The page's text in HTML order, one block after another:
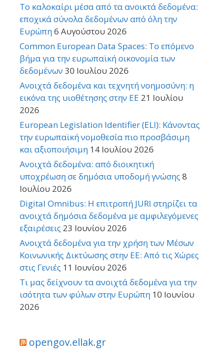
Το καλοκαίρι μέσα από τα ανοικτά δεδομένα:
εποχικά σύνολα δεδομένων από όλη την
Ευρώπη6 Αυγούστου 2026
Common European Data Spaces: Το επόμενο
βήμα για την ευρωπαϊκή οικονομία των
δεδομένων 30 Ιουλίου 2026
Ανοιχτά δεδομένα και τεχνητή νοημοσύνη: η
εικόνα της υιοθέτησης στην ΕΕ 21 Ιουλίου
2026
European Legislation Identifier (ELI): Κάνοντας
την ευρωπαϊκή νομοθεσία πιο προσβάσιμη
και αξιοποιήσιμη 14 Ιουλίου 2026
Ανοιχτά δεδομένα: από διοικητική
υποχρέωση σε δημόσια υποδομή γνώσης 8
Ιουλίου 2026
Digital Omnibus: Η επιτροπή JURI στηρίζει τα
ανοιχτά δημόσια δεδομένα με αμφιλεγόμενες
εξαιρέσεις 23 Ιουνίου 2026
Ανοιχτά δεδομένα για την χρήση των Μέσων
Κοινωνικής Δικτύωσης στην ΕΕ: Από τις Χώρες
στις Γενιές 11 Ιουνίου 2026
Τι μας δείχνουν τα ανοιχτά δεδομένα για την
ισότητα των φύλων στην Ευρώπη 10 Ιουνίου
2026
opengov.ellak.gr